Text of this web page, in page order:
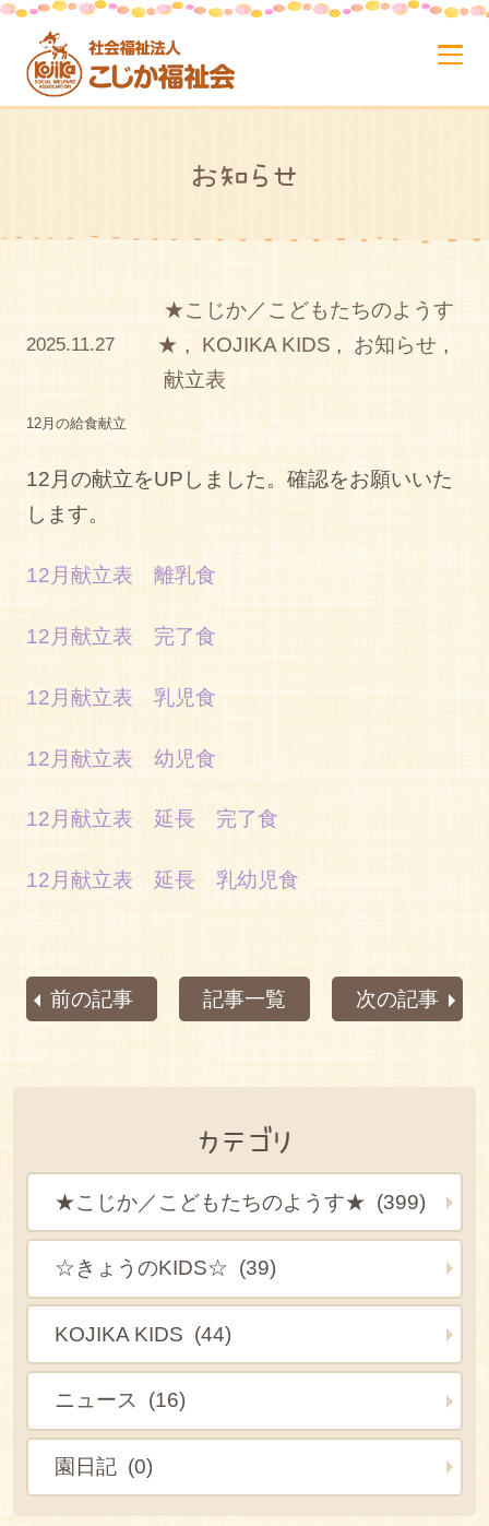
お知らせ
2025.11.27
★こじか／こどもたちのようす
★ , KOJIKA KIDS , お知らせ ,
献立表
12月の給食献立
12月の献立をUPしました。確認をお願いいた
します。
12月献立表 離乳食
12月献立表 完了食
12月献立表 乳児食
12月献立表 幼児食
12月献立表 延長 完了食
12月献立表 延長 乳幼児食
前の記事 記事一覧 次の記事
カテゴリ
★こじか／こどもたちのようす★ (399)
☆きょうのKIDS☆ (39)
KOJIKA KIDS (44)
ニュース (16)
園日記 (0)